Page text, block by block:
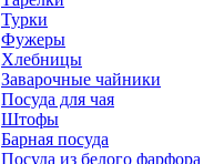
Турки
Фужеры
Хлебницы
Заварочные чайники
Посуда для чая
Штофы
Барная посуда
Посуда из белого фарфора